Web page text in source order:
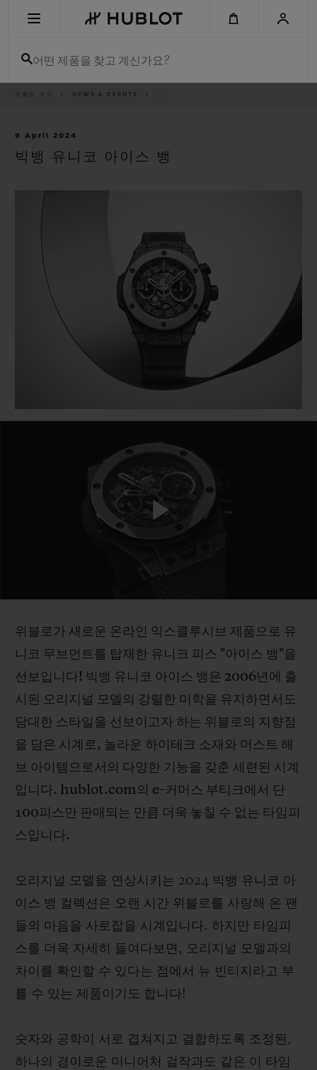
어떤 제품을 찾고 계신가요?
NEWS & EVENTS ..
9 April 2024
빅뱅 유니코 아이스 뱅
Play
위블로가 새로운 온라인 익스클루시브 제품으로 유
니코 무브먼트를 탑재한 유니크 피스 "아이스 뱅"을
선보입니다! 빅뱅 유니코 아이스 뱅은 2006년에 출
시된 오리지널 모델의 강렬한 미학을 유지하면서도
담대한 스타일을 선보이고자 하는 위블로의 지향점
을 담은 시계로, 놀라운 하이테크 소재와 머스트 해
브 아이템으로서의 다양한 기능을 갖춘 세련된 시계
입니다. hublot.com의 e-커머스 부티크에서 단
100피스만 판매되는 만큼 더욱 놓칠 수 없는 타임피
스입니다.
오리지널 모델을 연상시키는 2024 빅뱅 유니코 아
이스 뱅 컬렉션은 오랜 시간 위블로를 사랑해 온 팬
들의 마음을 사로잡을 시계입니다. 하지만 타임피
스를 더욱 자세히 들여다보면, 오리지널 모델과의
차이를 확인할 수 있다는 점에서 뉴 빈티지라고 부
를 수 있는 제품이기도 합니다!
숫자와 공학이 서로 겹쳐지고 결합하도록 조정된,
하나의 경이로운 미니어처 걸작과도 같은 이 타임
신제품
빅뱅
썸머 멀티 컬러 세라믹
빅뱅
피치 세라믹
스피릿 오브 빅
온라인 익스클
휴블로티스타 및 연장 보증
연락처